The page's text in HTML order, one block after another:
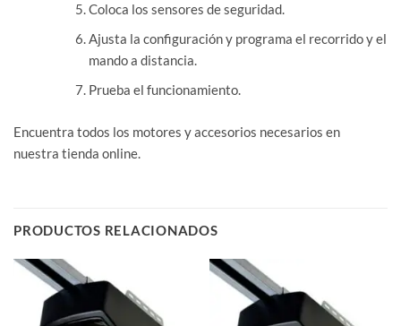
Coloca los sensores de seguridad.
Ajusta la configuración y programa el recorrido y el
mando a distancia.
Prueba el funcionamiento.
Encuentra todos los motores y accesorios necesarios en
nuestra tienda online.
PRODUCTOS RELACIONADOS